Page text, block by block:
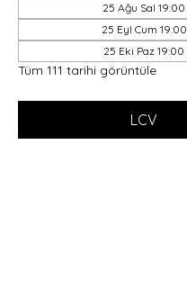
25 Ağu Sal 19:00
25 Eyl Cum 19:00
25 Eki Paz 19:00
Tüm 111 tarihi görüntüle
LCV